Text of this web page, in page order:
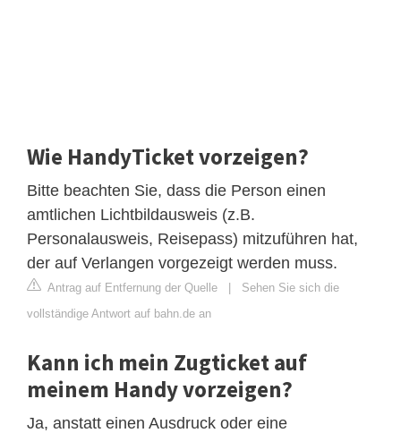
Wie HandyTicket vorzeigen?
Bitte beachten Sie, dass die Person einen
amtlichen Lichtbildausweis (z.B.
Personalausweis, Reisepass) mitzuführen hat,
der auf Verlangen vorgezeigt werden muss.
Antrag auf Entfernung der Quelle | Sehen Sie sich die
vollständige Antwort auf bahn.de an
Kann ich mein Zugticket auf
meinem Handy vorzeigen?
Ja, anstatt einen Ausdruck oder eine